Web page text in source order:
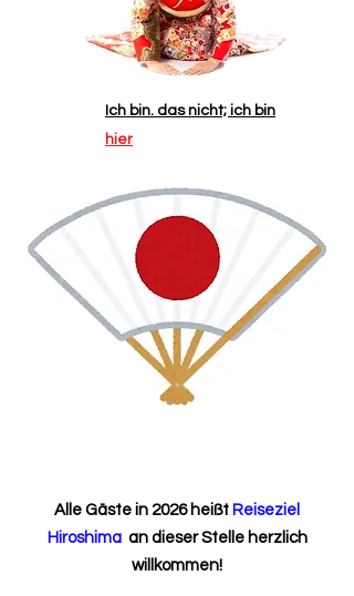
Ich bin. das nicht; ich bin
hier
Alle Gäste in 2026 heißt Reiseziel
Hiroshimaan dieser Stelle herzlich
willkommen!